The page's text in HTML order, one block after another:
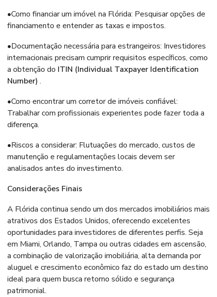
•Como financiar um imóvel na Flórida: Pesquisar opções de
financiamento e entender as taxas e impostos.
•Documentação necessária para estrangeiros: Investidores
internacionais precisam cumprir requisitos específicos, como
a obtenção do ITIN (Individual Taxpayer Identification
Number) .
•Como encontrar um corretor de imóveis confiável:
Trabalhar com profissionais experientes pode fazer toda a
diferença.
•Riscos a considerar: Flutuações do mercado, custos de
manutenção e regulamentações locais devem ser
analisados antes do investimento.
Considerações Finais
A Flórida continua sendo um dos mercados imobiliários mais
atrativos dos Estados Unidos, oferecendo excelentes
oportunidades para investidores de diferentes perfis. Seja
em Miami, Orlando, Tampa ou outras cidades em ascensão,
a combinação de valorização imobiliária, alta demanda por
aluguel e crescimento econômico faz do estado um destino
ideal para quem busca retorno sólido e segurança
patrimonial.